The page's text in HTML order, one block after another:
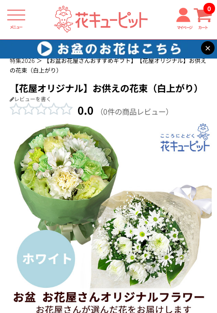
メニュー マイページ カート
0
×
花キューピット お供え花・お悔み花 商品一覧
お盆 花（新盆・初盆）
特集2026
【お盆お花屋さんおすすめギフト】【花屋オリジナル】お供え
の花束（白上がり）
【花屋オリジナル】お供えの花束（白上がり）
レビューを書く
0.0 （0件の商品レビュー）